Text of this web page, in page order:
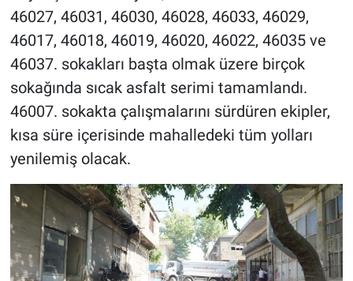
46027, 46031, 46030, 46028, 46033, 46029,
46017, 46018, 46019, 46020, 46022, 46035 ve
46037. sokakları başta olmak üzere birçok
sokağında sıcak asfalt serimi tamamlandı.
46007. sokakta çalışmalarını sürdüren ekipler,
kısa süre içerisinde mahalledeki tüm yolları
yenilemiş olacak.